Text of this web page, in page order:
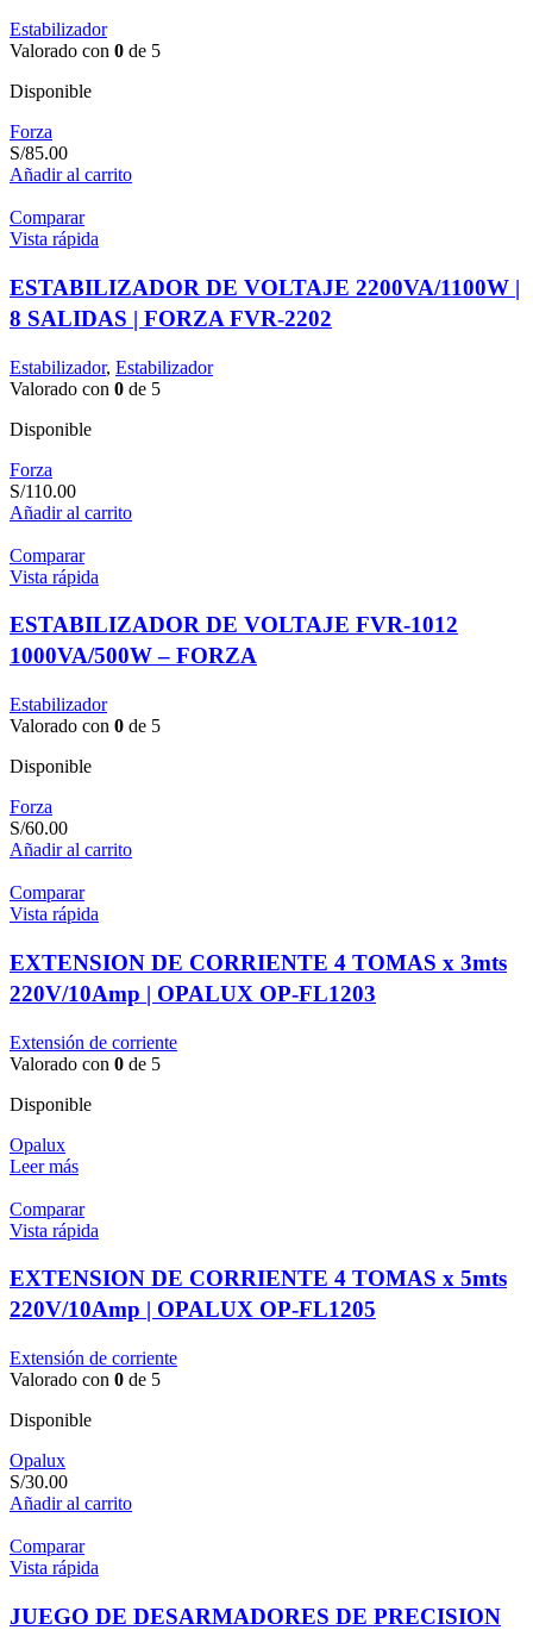
Estabilizador
Valorado con 0 de 5
Disponible
Forza
S/85.00
Añadir al carrito
Comparar
Vista rápida
ESTABILIZADOR DE VOLTAJE 2200VA/1100W |
8 SALIDAS | FORZA FVR-2202
Estabilizador, Estabilizador
Valorado con 0 de 5
Disponible
Forza
S/110.00
Añadir al carrito
Comparar
Vista rápida
ESTABILIZADOR DE VOLTAJE FVR-1012
1000VA/500W – FORZA
Estabilizador
Valorado con 0 de 5
Disponible
Forza
S/60.00
Añadir al carrito
Comparar
Vista rápida
EXTENSION DE CORRIENTE 4 TOMAS x 3mts
220V/10Amp | OPALUX OP-FL1203
Extensión de corriente
Valorado con 0 de 5
Disponible
Opalux
Leer más
Comparar
Vista rápida
EXTENSION DE CORRIENTE 4 TOMAS x 5mts
220V/10Amp | OPALUX OP-FL1205
Extensión de corriente
Valorado con 0 de 5
Disponible
Opalux
S/30.00
Añadir al carrito
Comparar
Vista rápida
JUEGO DE DESARMADORES DE PRECISION